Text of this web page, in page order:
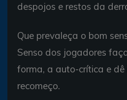
despojos e restos da
Que prevaleça o bom
Senso dos jogadores
forma, a auto-crítica e dê
recomeço.